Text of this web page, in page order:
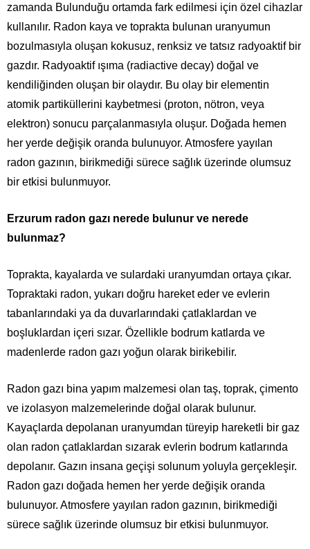
zamanda Bulunduğu ortamda fark edilmesi için özel cihazlar
kullanılır. Radon kaya ve toprakta bulunan uranyumun
bozulmasıyla oluşan kokusuz, renksiz ve tatsız radyoaktif bir
gazdır. Radyoaktif ışıma (radiactive decay) doğal ve
kendiliğinden oluşan bir olaydır. Bu olay bir elementin
atomik partiküllerini kaybetmesi (proton, nötron, veya
elektron) sonucu parçalanmasıyla oluşur. Doğada hemen
her yerde değişik oranda bulunuyor. Atmosfere yayılan
radon gazının, birikmediği sürece sağlık üzerinde olumsuz
bir etkisi bulunmuyor.
Erzurum radon gazı nerede bulunur ve nerede
bulunmaz?
Toprakta, kayalarda ve sulardaki uranyumdan ortaya çıkar.
Topraktaki radon, yukarı doğru hareket eder ve evlerin
tabanlarındaki ya da duvarlarındaki çatlaklardan ve
boşluklardan içeri sızar. Özellikle bodrum katlarda ve
madenlerde radon gazı yoğun olarak birikebilir.
Radon gazı bina yapım malzemesi olan taş, toprak, çimento
ve izolasyon malzemelerinde doğal olarak bulunur.
Kayaçlarda depolanan uranyumdan türeyip hareketli bir gaz
olan radon çatlaklardan sızarak evlerin bodrum katlarında
depolanır. Gazın insana geçişi solunum yoluyla gerçekleşir.
Radon gazı doğada hemen her yerde değişik oranda
bulunuyor. Atmosfere yayılan radon gazının, birikmediği
sürece sağlık üzerinde olumsuz bir etkisi bulunmuyor.